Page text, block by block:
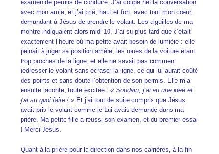
examen de permis de conduire. J’ai coupé net la conversation
avec mon amie, et j’ai prié, haut et fort, avec tout mon cœur,
demandant à Jésus de prendre le volant. Les aiguilles de ma
montre indiquaient alors midi 10. J’ai su plus tard que c’était
exactement l’heure où ma petite avait besoin de lumière : elle
peinait à juger sa position arrière, les roues de la voiture étant
trop proches de la ligne, et elle ne savait pas comment
redresser le volant sans écraser la ligne, ce qui lui aurait coûté
des points et sans doute l’obtention de son permis. Elle m’a
ensuite raconté, toute excitée :« Soudain, j’ai eu une idée et
j’ai su quoi faire ! » Et j’ai tout de suite compris que Jésus
avait pris le volant comme je Lui avais demandé dans ma
prière. Ma petite-fille a réussi son examen, et du premier essai
! Merci Jésus.
Quant à la prière pour la direction dans nos carrières, à la fin